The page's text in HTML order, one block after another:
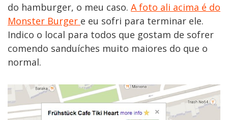
do hamburger, o meu caso. A foto ali acima é do
Monster Burger e eu sofri para terminar ele.
Indico o local para todos que gostam de sofrer
comendo sanduíches muito maiores do que o
normal.